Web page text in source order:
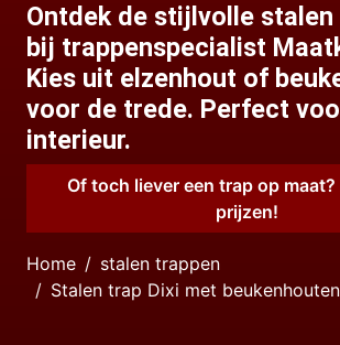
Ontdek de stijlvolle stalen
bij trappenspecialist
Kies uit elzenhout of
voor de trede. Perfect
interieur.
Of toch liever een trap op maat?
prijzen!
Home
stalen trappen
Stalen trap Dixi met